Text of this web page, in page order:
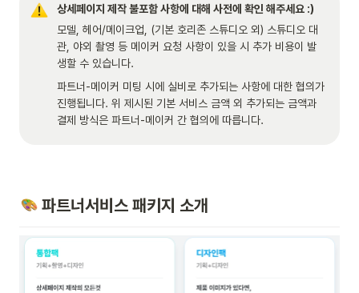
상세페이지 제작 불포함 사항에 대해 사전에 확인 해주세요 :)
모델, 헤어/메이크업, (기본 호리존 스튜디오 외) 스튜디오 대
관, 야외 촬영 등 메이커 요청 사항이 있을 시 추가 비용이 발
생할 수 있습니다.
파트너-메이커 미팅 시에 실비로 추가되는 사항에 대한 협의가
진행됩니다. 위 제시된 기본 서비스 금액 외 추가되는 금액과
결제 방식은 파트너-메이커 간 협의에 따릅니다.
파트너서비스 패키지 소개